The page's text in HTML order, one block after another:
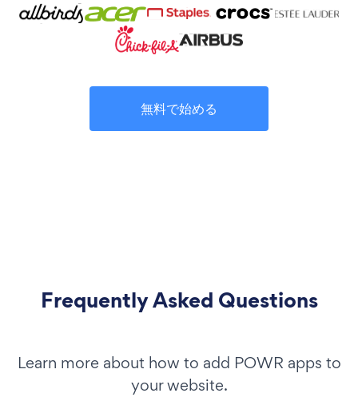
無料で始める
Frequently Asked Questions
Learn more about how to add POWR apps to
your website.